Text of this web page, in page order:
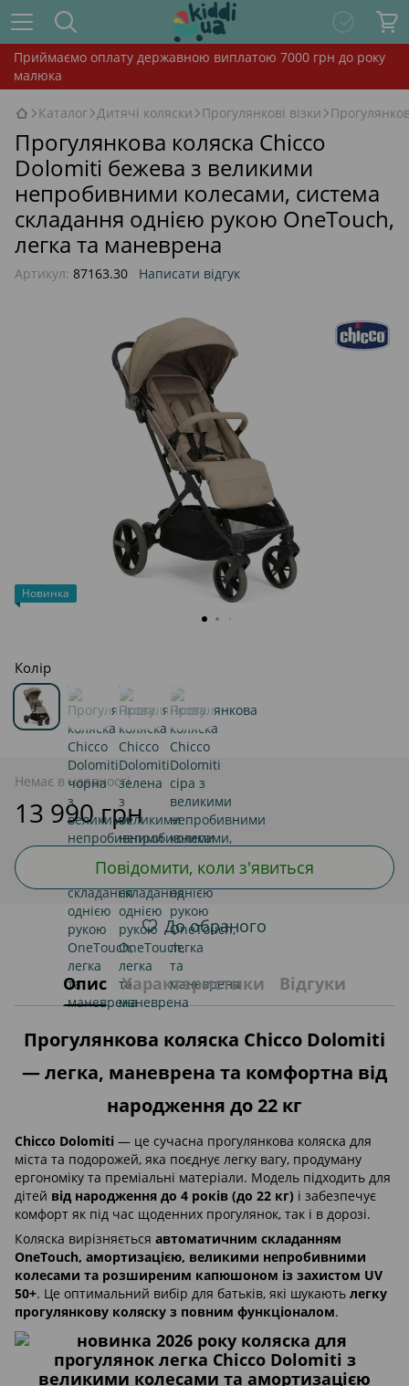
Приймаємо оплату державною виплатою 7000 грн до року
малюка
Каталог Дитячі коляски Прогулянкові візки
Прогулянкова коляска Chicco
Dolomiti бежева з великими
непробивними колесами, система
складання однією рукою OneTouch,
легка та маневрена
Артикул: 87163.30 Написати відгук
Новинка
Колір
Немає в наявності
13 990 грн
Повідомити, коли з'явиться
До обраного
Опис Характеристики Відгуки
Прогулянкова коляска Chicco Dolomiti
— легка, маневрена та комфортна від
народження до 22 кг
Chicco Dolomiti — це сучасна прогулянкова коляска для
міста та подорожей, яка поєднує легку вагу, продуману
ергономіку та преміальні матеріали. Модель підходить для
дітей від народження до 4 років (до 22 кг) і забезпечує
комфорт як під час щоденних прогулянок, так і в дорозі.
Коляска вирізняється автоматичним складанням
OneTouch, амортизацією, великими непробивними
колесами та розширеним капюшоном із захистом UV
50+. Це оптимальний вибір для батьків, які шукають легку
прогулянкову коляску з повним функціоналом.